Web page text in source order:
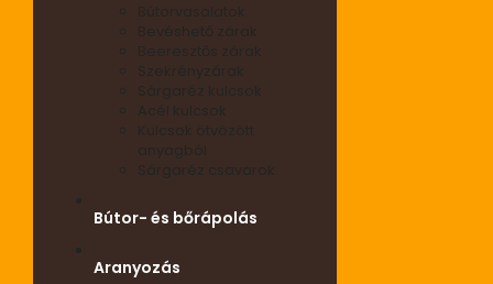
Bútorvasalatok
Bevéshető zárak
Beeresztős zárak
Szekrényzárak
Sárgaréz kulcsok
Acél kulcsok
Kulcsok ötvözött
Sárgaréz csavarok
Bútor- és bőrápolás
Aranyozás